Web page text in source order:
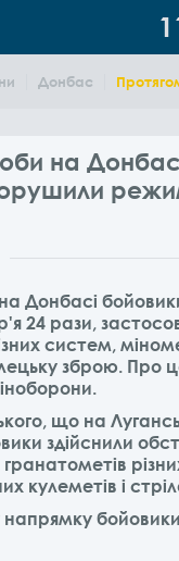
Донбас
на
Донбасі
24 рази,
систем,
зброю. Про
що на
здійснили
кулеметів і